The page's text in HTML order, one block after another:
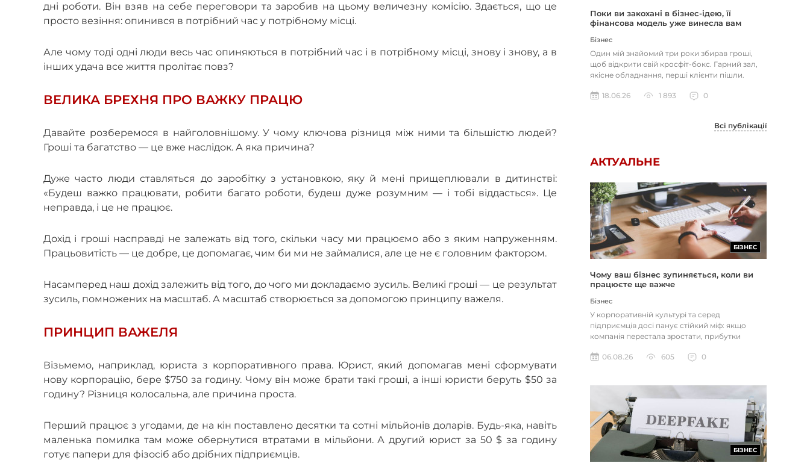
дні роботи. Він взяв на себе переговори та заробив на цьому величезну комісію. Здається, що це
просто везіння: опинився в потрібний час у потрібному місці.
Але чому тоді одні люди весь час опиняються в потрібний час і в потрібному місці, знову і знову, а в
інших удача все життя пролітає повз?
ВЕЛИКА БРЕХНЯ ПРО ВАЖКУ ПРАЦЮ
Давайте розберемося в найголовнішому. У чому ключова різниця між ними та більшістю людей?
Гроші та багатство — це вже наслідок. А яка причина?
Дуже часто люди ставляться до заробітку з установкою, яку й мені прищеплювали в дитинстві:
«Будеш важко працювати, робити багато роботи, будеш дуже розумним — і тобі віддасться». Це
неправда, і це не працює.
Дохід і гроші насправді не залежать від того, скільки часу ми працюємо або з яким напруженням.
Працьовитість — це добре, це допомагає, чим би ми не займалися, але це не є головним фактором.
Насамперед наш дохід залежить від того, до чого ми докладаємо зусиль. Великі гроші — це результат
зусиль, помножених на масштаб. А масштаб створюється за допомогою принципу важеля.
ПРИНЦИП ВАЖЕЛЯ
Візьмемо, наприклад, юриста з корпоративного права. Юрист, який допомагав мені сформувати
нову корпорацію, бере $750 за годину. Чому він може брати такі гроші, а інші юристи беруть $50 за
годину? Різниця колосальна, але причина проста.
Перший працює з угодами, де на кін поставлено десятки та сотні мільйонів доларів. Будь-яка, навіть
маленька помилка там може обернутися втратами в мільйони. А другий юрист за 50 $ за годину
готує папери для фізосіб або дрібних підприємців.
Поки ви закохані в бізнес-ідею, її
фінансова модель уже винесла вам
Бізнес
Один мій знайомий три роки збирав гроші,
щоб відкрити свій кросфіт-бокс. Гарний зал,
якісне обладнання, перші клієнти пішли.
18.06.26
1 893 0
Всі публікації
АКТУАЛЬНЕ
БІЗНЕС
Чому ваш бізнес зупиняється, коли ви
працюєте ще важче
Бізнес
У корпоративній культурі та серед
підприємців досі панує стійкий міф: якщо
компанія перестала зростати, прибутки
06.08.26
605 0
БІЗНЕС